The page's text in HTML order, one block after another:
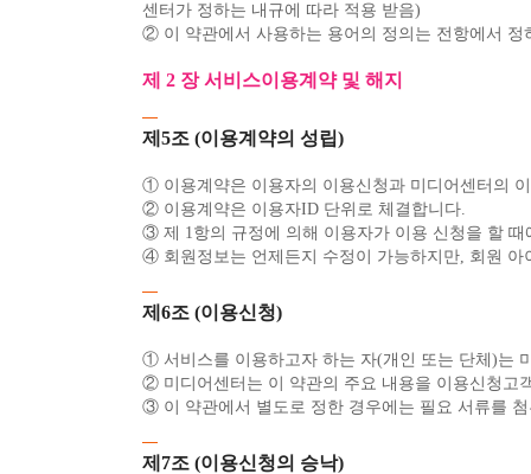
센터가 정하는 내규에 따라 적용 받음)
② 이 약관에서 사용하는 용어의 정의는 전항에서
제 2 장 서비스이용계약 및 해지
제5조 (이용계약의 성립)
① 이용계약은 이용자의 이용신청과 미디어센터의
② 이용계약은 이용자ID 단위로 체결합니다.
③ 제 1항의 규정에 의해 이용자가 이용 신청을 할
④ 회원정보는 언제든지 수정이 가능하지만, 회원
제6조 (이용신청)
① 서비스를 이용하고자 하는 자(개인 또는 단체)는
② 미디어센터는 이 약관의 주요 내용을 이용신청고
③ 이 약관에서 별도로 정한 경우에는 필요 서류를
제7조 (이용신청의 승낙)